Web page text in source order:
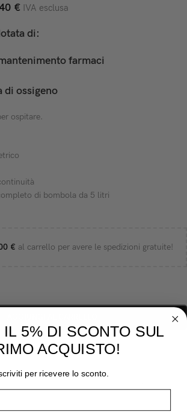
€ IVA esclusa
di:
farmaci
di ossigeno
ospitare.
di bombola da 5 litri
€ al carrello per avere le spedizioni gratuite!
5% DI SCONTO SUL
ACQUISTO!
per ricevere lo sconto.